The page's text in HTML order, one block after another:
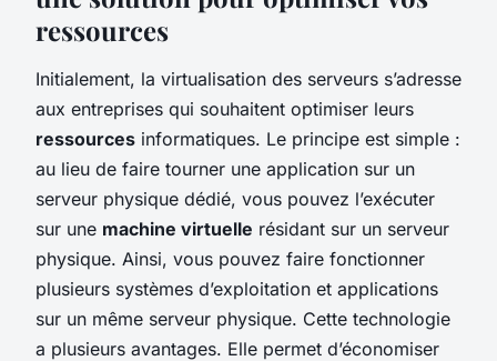
ressources
Initialement, la virtualisation des serveurs s’adresse
aux entreprises qui souhaitent optimiser leurs
ressources informatiques. Le principe est simple :
au lieu de faire tourner une application sur un
serveur physique dédié, vous pouvez l’exécuter
sur une machine virtuelle résidant sur un serveur
physique. Ainsi, vous pouvez faire fonctionner
plusieurs systèmes d’exploitation et applications
sur un même serveur physique. Cette technologie
a plusieurs avantages. Elle permet d’économiser